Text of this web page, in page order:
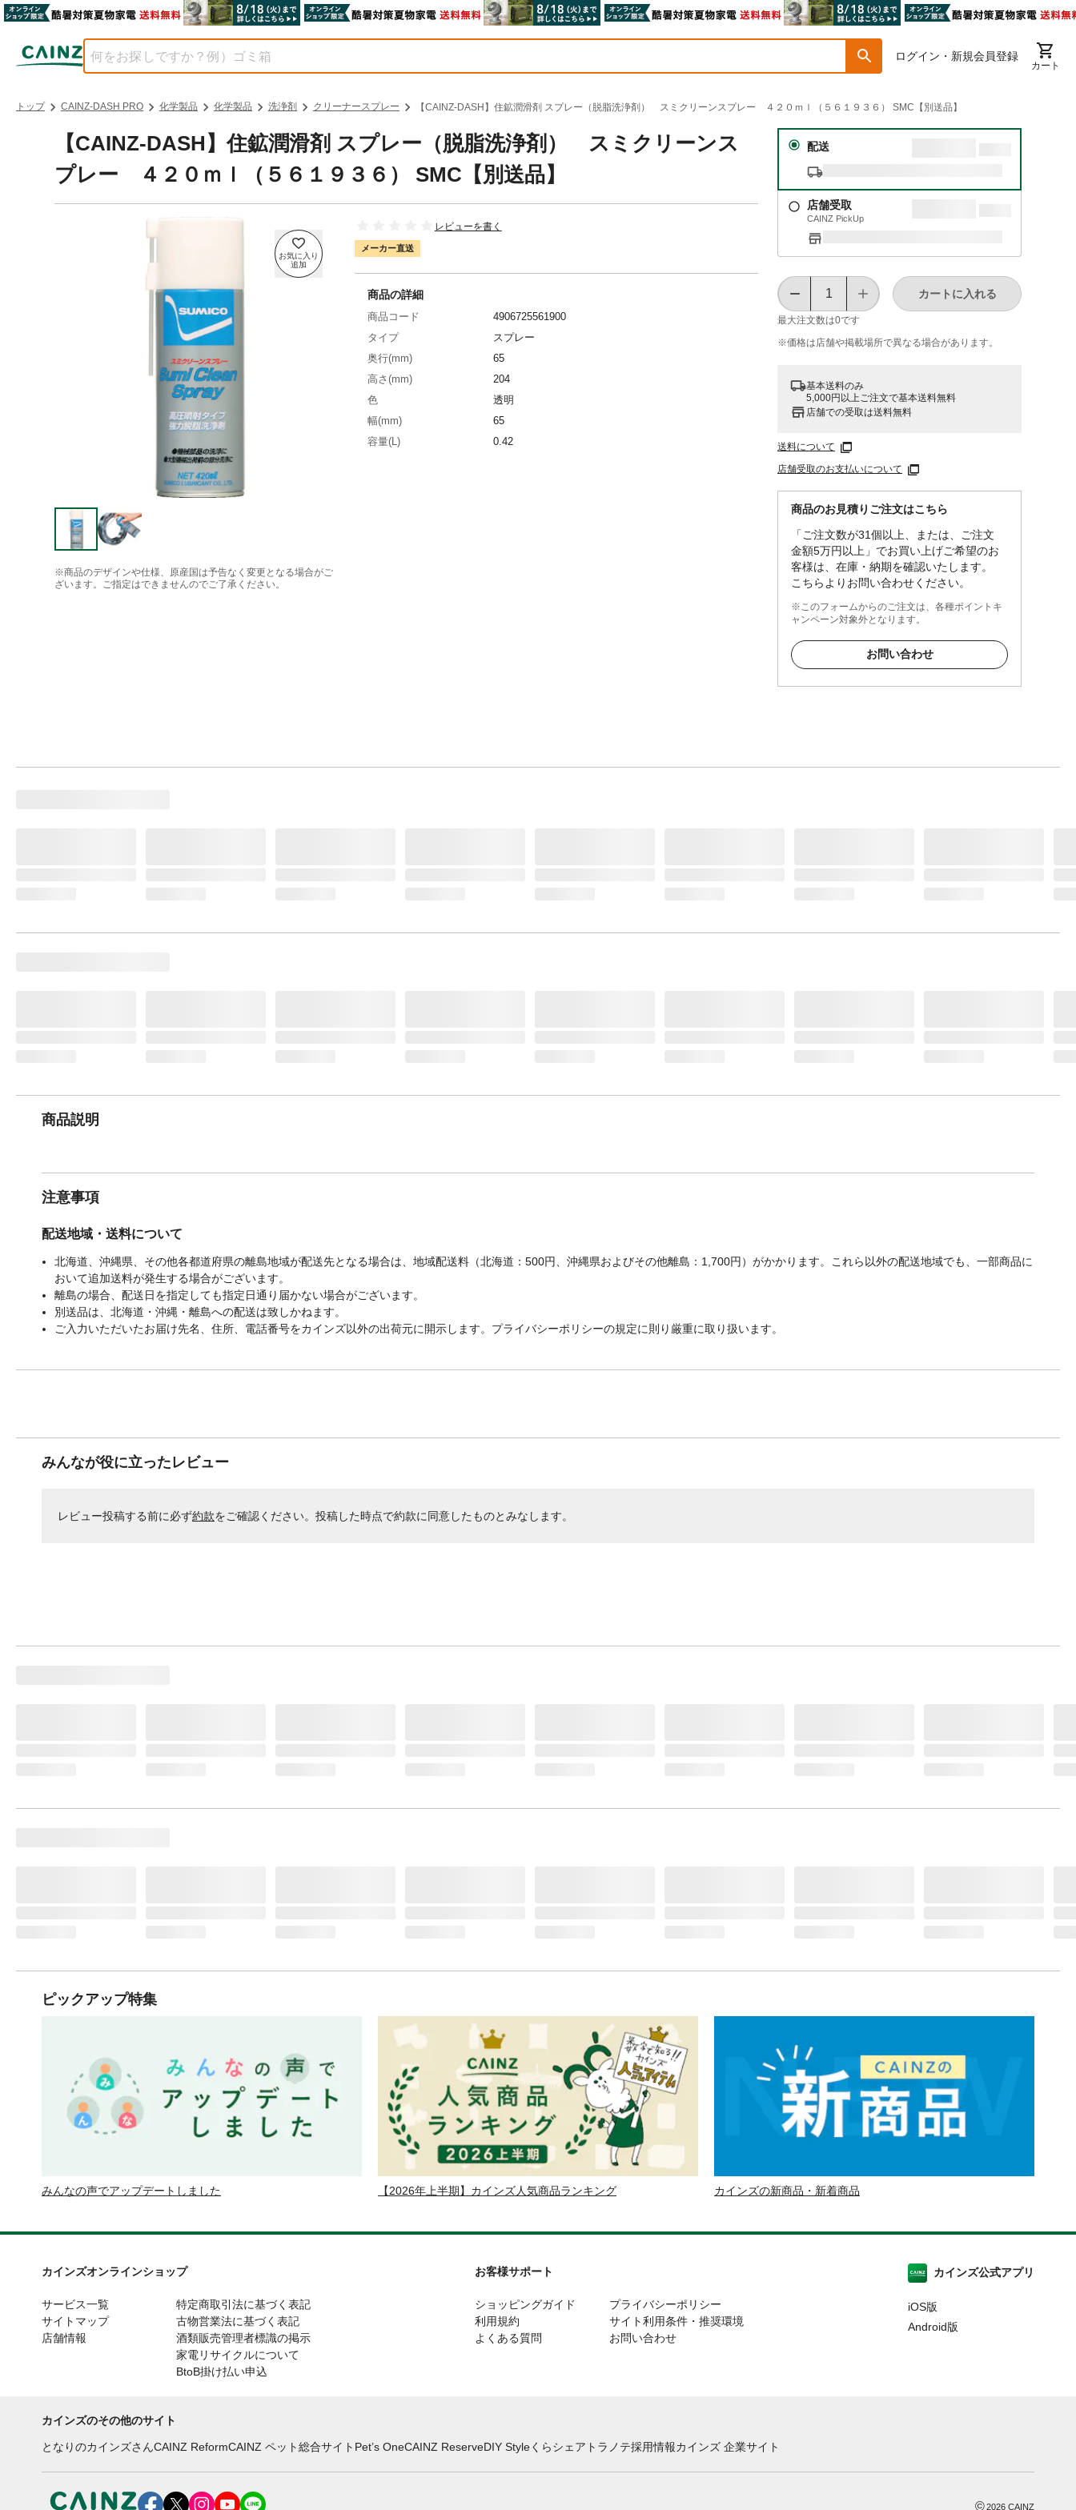
ログイン・新規会員登録
カート
トップ CAINZ-DASH PRO 化学製品 化学製品 洗浄剤 クリーナースプレー 【CAINZ-DASH】住鉱潤滑剤 スプレー（脱脂洗浄剤） スミクリーンスプレー ４２０ｍｌ（５６１９３６） SMC【別送品】
【CAINZ-DASH】住鉱潤滑剤 スプレー（脱脂洗浄剤） スミクリーンス
プレー ４２０ｍｌ（５６１９３６） SMC【別送品】
※商品のデザインや仕様、原産国は予告なく変更となる場合がご
ざいます。ご指定はできませんのでご了承ください。
レビューを書く
メーカー直送
配送
店舗受取
CAINZ PickUp
最大注文数は0です
カートに入れる
※価格は​店舗や​掲載場所で​異なる​場合が​あります。
基本送料のみ
5,000円以上ご注文で基本送料無料
店舗での受取は送料無料
送料について
店舗受取のお支払いについて
商品のお見積りご注文はこちら
「ご注文数が31個以上、または、ご注文
金額5万円以上」でお買い上げご希望のお
客様は、在庫・納期を確認いたします。
こちらよりお問い合わせください。
※このフォームからのご注文は、各種ポイントキ
ャンペーン対象外となります。
お問い合わせ
商品の詳細
商品コード
4906725561900
タイプ
スプレー
奥行(mm)
65
高さ(mm)
204
色
透明
幅(mm)
65
容量(L)
0.42
商品説明
注意事項
配送地域・送料について
北海道、沖縄県、その他各都道府県の離島地域が配送先となる場合は、地域配送料（北海道：500円、沖縄県およびその他離島：1,700円）がかかります。これら以外の配送地域でも、一部商品に
おいて追加送料が発生する場合がございます。
離島の場合、配送日を指定しても指定日通り届かない場合がございます。
別送品は、北海道・沖縄・離島への配送は致しかねます。
ご入力いただいたお届け先名、住所、電話番号をカインズ以外の出荷元に開示します。プライバシーポリシーの規定に則り厳重に取り扱います。
みんなが役に立ったレビュー
レビュー投稿する前に必ず約款をご確認ください。投稿した時点で約款に同意したものとみなします。
ピックアップ特集
みんなの声でアップデートしました 【2026年上半期】カインズ人気商品ランキング カインズの新商品・新着商品
カインズオンラインショップ
サービス一覧
サイトマップ
店舗情報
特定商取引法に基づく表記
古物営業法に基づく表記
酒類販売管理者標識の掲示
家電リサイクルについて
BtoB掛け払い申込
お客様サポート
ショッピングガイド
利用規約
よくある質問
プライバシーポリシー
サイト利用条件・推奨環境
お問い合わせ
カインズ公式アプリ
iOS版
Android版
カインズのその他のサイト
となりのカインズさんCAINZ ReformCAINZ ペット総合サイト Pet’s OneCAINZ ReserveDIY Styleくらシェア トラノテ採用情報カインズ 企業サイト
©2026 CAINZ